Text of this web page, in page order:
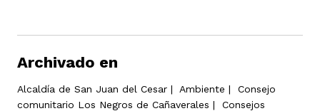
Archivado en
Alcaldía de San Juan del Cesar | Ambiente | Consejo
comunitario Los Negros de Cañaverales | Consejos